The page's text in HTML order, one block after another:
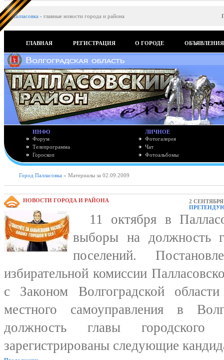
Палласовка - главные новости города и района
ГЛАВНАЯ РЕГИСТРАЦИЯ О ГОРОДЕ ОБЪЯВЛЕНИЯ
ИНФО
Форум
Телепрограмма
Гороскоп
ЛИЧНОЕ
Фотогалерея
Чат
Фотоальбомы
Город Палласовка » Материалы за 02.09.2009
НОВОСТИ ГОРОДА И РАЙОНА
2 СЕНТЯБРЯ
11 октября в
выборы на должность
поселений.
избирательной комиссии
с Законом Волгоградской
местного самоуправления в
должность главы городского
зарегистрированы следующие